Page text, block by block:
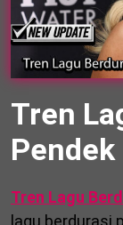
Tren
Pendek
Tren Lagu